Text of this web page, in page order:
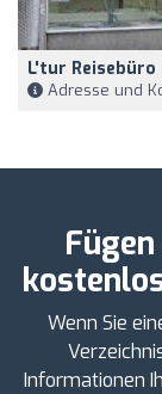
L'tur Reisebüro
Adresse und
Wenn Sie
Informationen